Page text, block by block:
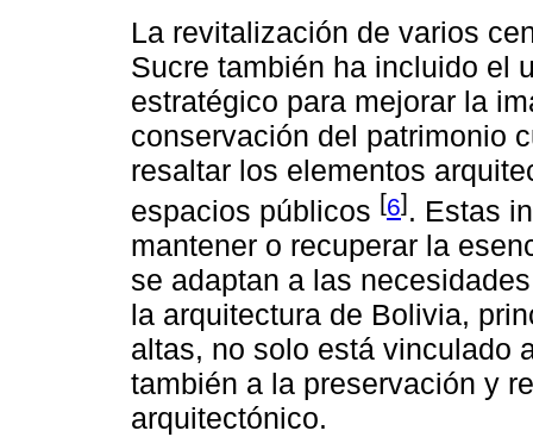
La revitalización de varios
Sucre también ha incluido el
estratégico para mejorar la
conservación del patrimonio
resaltar los elementos
espacios públicos [6]. Estas
mantener o recuperar la
se adaptan a las
la arquitectura de Bolivia,
altas, no solo está vinculado
también a la preservación y
arquitectónico.